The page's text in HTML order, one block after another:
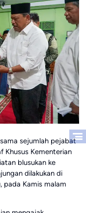
sejumlah pejabat
Khusus Kementerian
blusukan ke
dilakukan di
pada Kamis malam